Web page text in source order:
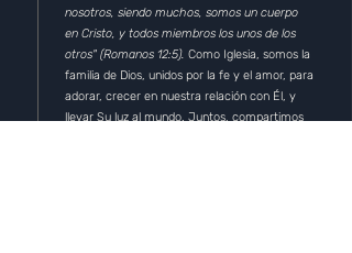
nosotros, siendo muchos, somos un cuerpo
en Cristo, y todos miembros los unos de los
otros" (Romanos 12:5). Como Iglesia, somos la
familia de Dios, unidos por la fe y el amor, para
adorar, crecer en nuestra relación con Él, y
llevar Su luz al mundo. Juntos, compartimos